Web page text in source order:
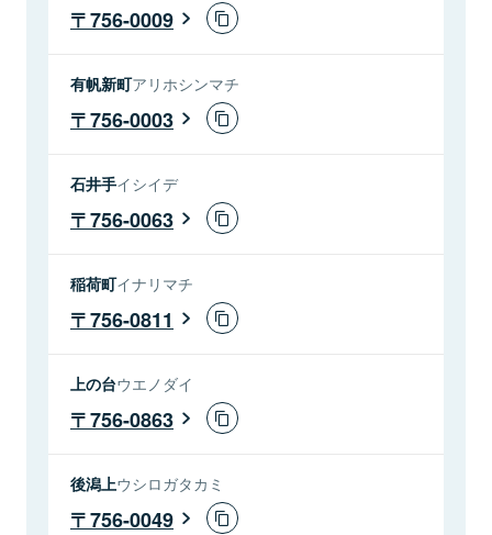
756-0009
有帆新町アリホシンマチ
756-0003
石井手イシイデ
756-0063
稲荷町イナリマチ
756-0811
上の台ウエノダイ
756-0863
後潟上ウシロガタカミ
756-0049